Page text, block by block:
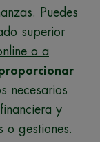
Puedes
superior
o a
necesarios
y
o gestiones.